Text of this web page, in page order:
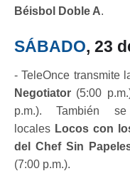
Béisbol Doble A.
SÁBADO, 23
- TeleOnce transmite
Negotiator (5:00
p.m.). También
locales Locos con
del Chef Sin
(7:00 p.m.).